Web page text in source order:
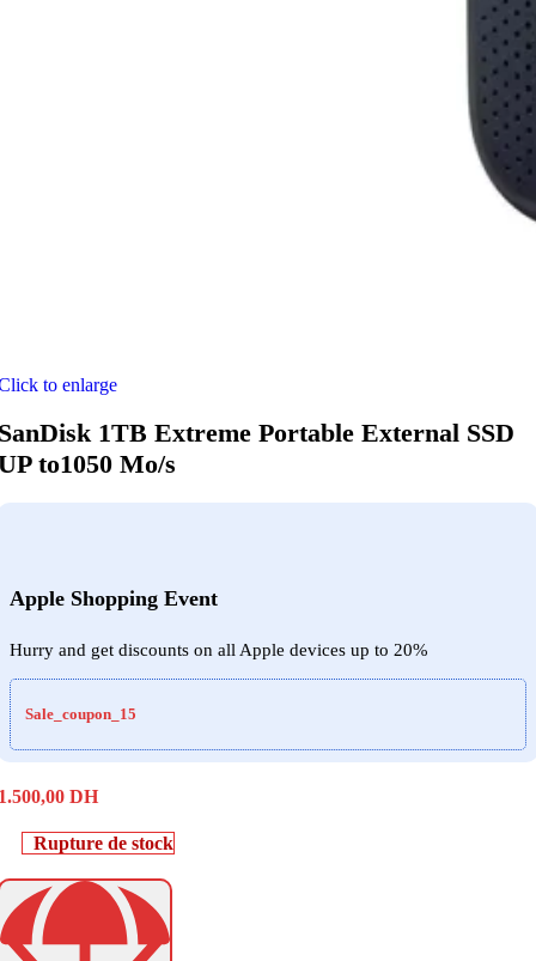
to enlarge
1TB Extreme Portable External SSD
to1050 Mo/s
Apple Shopping Event
Hurry and get discounts on all Apple devices up to 20%
Sale_coupon_15
DH
Rupture de stock